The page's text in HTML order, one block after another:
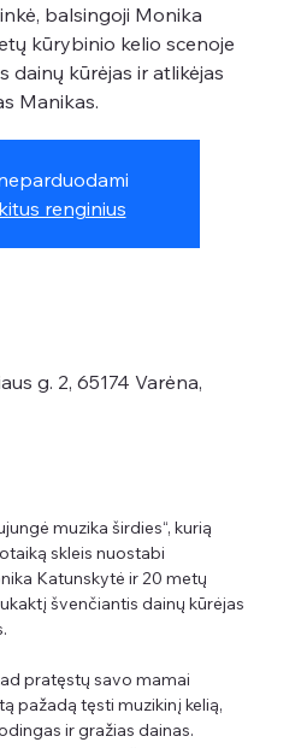
balsingoji Monika
kūrybinio kelio scenoje
dainų kūrėjas ir atlikėjas
Manikas.
renginius
g. 2, 65174 Varėna,
muzika širdies“, kurią
skleis nuostabi
Katunskytė ir 20 metų
švenčiantis dainų kūrėjas
pratęstų savo mamai
pažadą tęsti muzikinį kelią,
ir gražias dainas.